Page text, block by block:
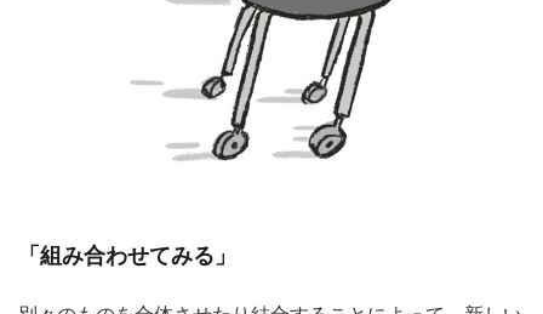
「組み合わせてみる」